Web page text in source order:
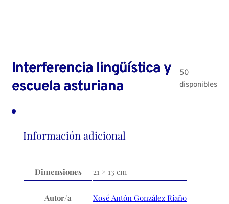
Interferencia lingüística y
escuela asturiana
50
disponibles
Información adicional
Dimensiones 21 × 13 cm
Autor/a Xosé Antón González Riaño